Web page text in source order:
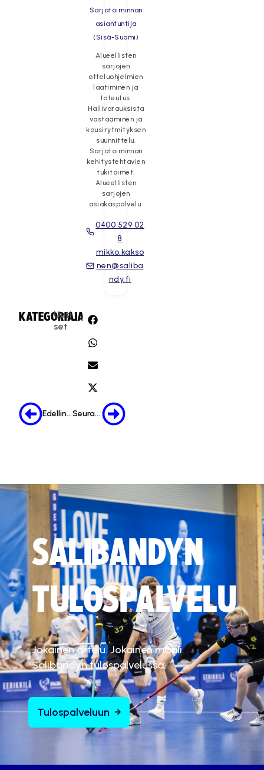
Sarjatoiminnan
asiantuntija
(Sisä-Suomi)
Alueellisten
sarjojen
otteluohjelmien
laatiminen ja
toteutus.
Hallivarauksista
vastaaminen ja
kausirytmityksen
suunnittelu.
Sarjatoiminnan
kehitystehtävien
tukitoimet.
Alueellisten
sarjojen
asiakaspalvelu.
0400 529 02
8
mikko.kakso
nen@saliba
ndy.fi
KATEGORIA:
Uuti
set
JAA:
Edellinen Seuraava
SALIBANDYN
TULOSPALVELU
Jokainen ottelu. Jokainen maali.
Salibandyn tulospalvelussa.
Tulospalveluun